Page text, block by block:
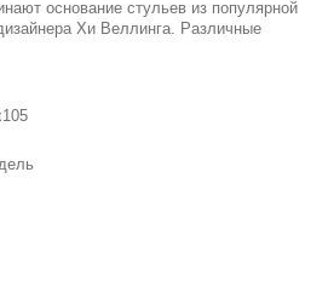
основание стульев из популярной
Хи Веллинга. Различные